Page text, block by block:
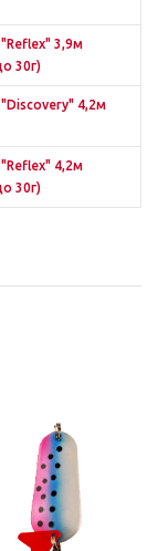
3,9м
30г)
4,2м
4,2м
30г)